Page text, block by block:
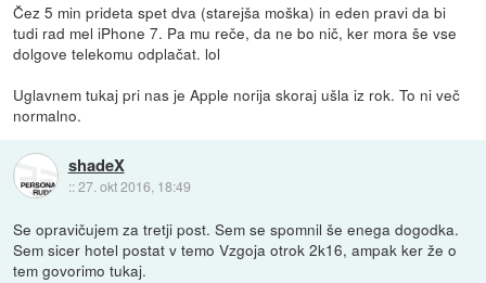
Čez 5 min prideta spet dva (starejša moška) in eden pravi da bi
tudi rad mel iPhone 7. Pa mu reče, da ne bo nič, ker mora še vse
dolgove telekomu odplačat. lol
Uglavnem tukaj pri nas je Apple norija skoraj ušla iz rok. To ni več
normalno.
shadeX
::27. okt 2016, 18:49
Se opravičujem za tretji post. Sem se spomnil še enega dogodka.
Sem sicer hotel postat v temo Vzgoja otrok 2k16, ampak ker že o
tem govorimo tukaj.